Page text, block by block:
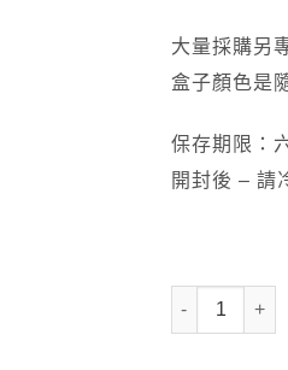
大量採購另
盒子顏色是
保存期限：
開封後 – 請